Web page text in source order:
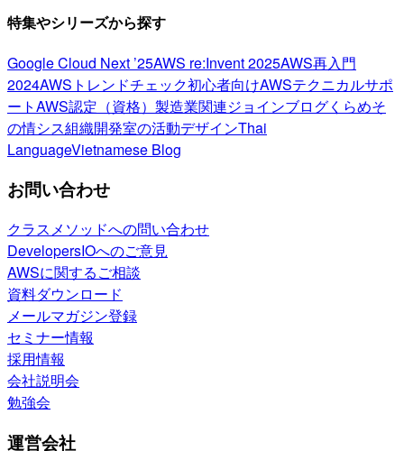
特集やシリーズから探す
Google Cloud Next ’25AWS re:Invent 2025AWS再入門
2024AWSトレンドチェック初心者向けAWSテクニカルサポ
ートAWS認定（資格） 製造業関連ジョインブログくらめそ
の情シス組織開発室の活動デザインThai
LanguageVietnamese Blog
お問い合わせ
クラスメソッドへの問い合わせ
DevelopersIOへのご意見
AWSに関するご相談
資料ダウンロード
メールマガジン登録
セミナー情報
採用情報
会社説明会
勉強会
運営会社